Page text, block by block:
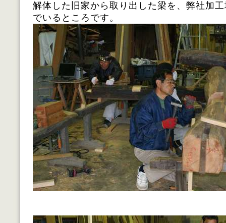
解体した旧家から取り出した梁を、弊社加
でいるところです。